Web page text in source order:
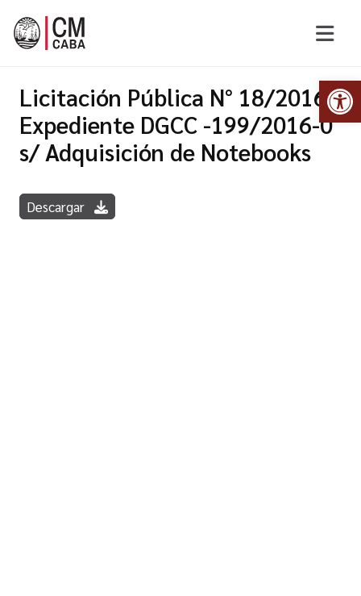
Licitación Pública N° 18/2016 -
Expediente DGCC -199/2016-0
s/ Adquisición de Notebooks
Descargar